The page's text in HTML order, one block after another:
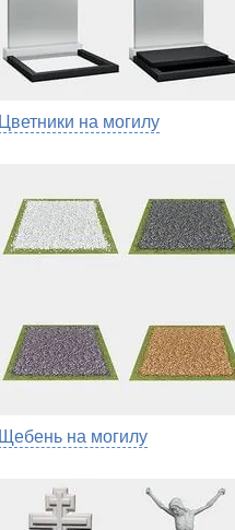
Цветники на могилу
Щебень на могилу